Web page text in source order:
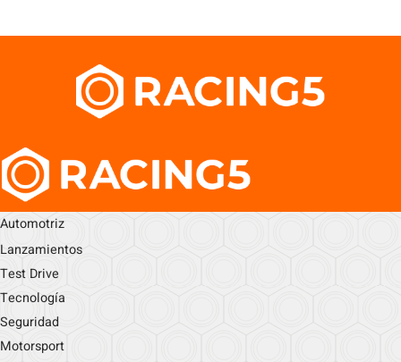
Automotriz
Lanzamientos
Test Drive
Tecnología
Seguridad
Motorsport